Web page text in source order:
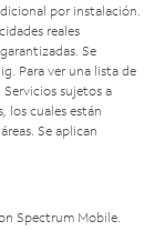
por instalación.
reales
Se
Para ver una lista de
. Servicios sujetos a
los cuales están
Se aplican
Spectrum Mobile.